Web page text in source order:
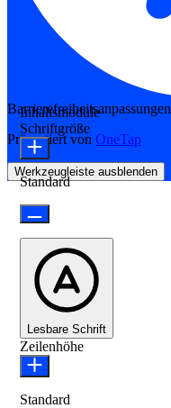
Barrierefreiheitsanpassungen
Präsentiert von OneTap
Werkzeugleiste ausblenden
Inhaltsmodule
Schriftgröße
Standard
Lesbare Schrift
Zeilenhöhe
Standard